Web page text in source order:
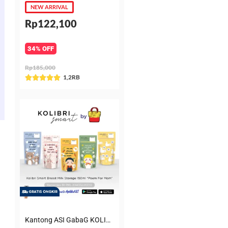
NEW ARRIVAL
Rp122,100
34% OFF
Rp185,000
Rated
of
1,2RB
Kantong ASI GabaG KOLIBRI KASIP 150 ml Poem for Mom